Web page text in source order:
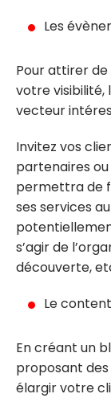
Les
Pour attirer
votre visibilité,
vecteur
Invitez vos
partenaires
permettra de
ses services
s’agir de
découverte,
Le
En créant un
proposant
élargir votre